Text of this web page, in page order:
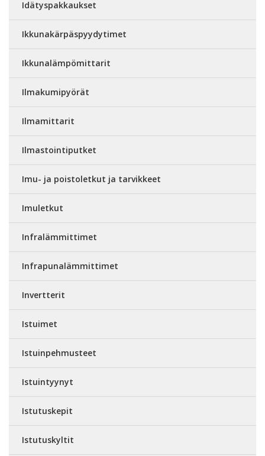
Idätyspakkaukset
Ikkunakärpäspyydytimet
Ikkunalämpömittarit
Ilmakumipyörät
Ilmamittarit
Ilmastointiputket
Imu- ja poistoletkut ja tarvikkeet
Imuletkut
Infralämmittimet
Infrapunalämmittimet
Invertterit
Istuimet
Istuinpehmusteet
Istuintyynyt
Istutuskepit
Istutuskyltit